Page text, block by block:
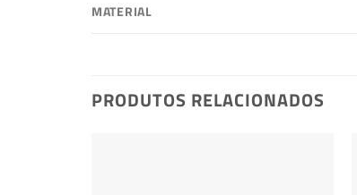
MATERIAL
PRODUTOS RELACIONADOS